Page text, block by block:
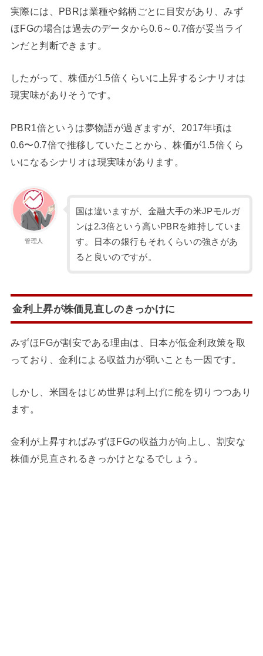
実際には、PBRは業種や銘柄ごとに目安があり、みず
ほFGの場合は過去のデータから0.6～0.7倍が妥当ライ
ンだと判断できます。
したがって、株価が1.5倍くらいに上昇するシナリオは
現実味がありそうです。
PBR1倍というは夢物語が過ぎますが、2017年頃は
0.6〜0.7倍で推移していたことから、株価が1.5倍くら
いになるシナリオは現実味があります。
管理人
国は違いますが、金融大手の米JPモルガ
ンは2.3倍という高いPBRを維持していま
す。日本の銀行もそれくらいの強さがあ
ると良いのですが。
金利上昇が株価見直しのきっかけに
みずほFGが割安である理由は、日本が低金利政策を取
っており、金利による収益力が弱いことも一因です。
しかし、米国をはじめ世界は利上げに舵を切りつつあり
ます。
金利が上昇すればみずほFGの収益力が向上し、割安な
株価が見直されるきっかけとなるでしょう。